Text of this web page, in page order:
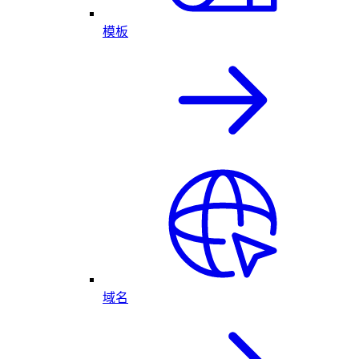
模板
域名